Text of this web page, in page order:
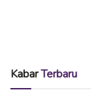
KabarTerbaru